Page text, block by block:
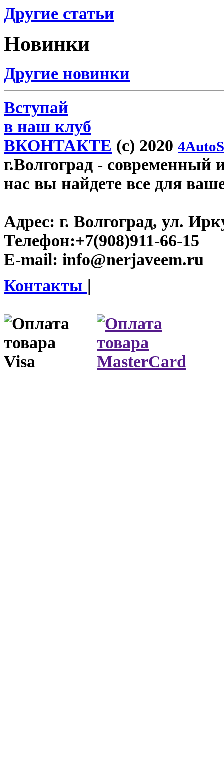
Другие статьи
Новинки
Другие новинки
Вступай
в наш клуб
ВКОНТАКТЕ (c) 2020
г.Волгоград - современный
нас вы найдете все для
Адрес: г. Волгоград, ул.
Телефон:+7(908)911-66-15
E-mail: info@nerjaveem.ru
Контакты |